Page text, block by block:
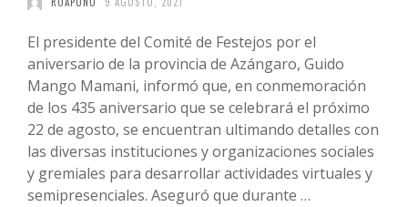
El presidente del Comité de Festejos por el
aniversario de la provincia de Azángaro, Guido
Mango Mamani, informó que, en conmemoración
de los 435 aniversario que se celebrará el próximo
22 de agosto, se encuentran ultimando detalles con
las diversas instituciones y organizaciones sociales
y gremiales para desarrollar actividades virtuales y
semipresenciales. Aseguró que durante …